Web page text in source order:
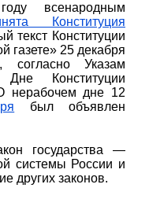
всенародным
Конституция
текст Конституции
газете» 25 декабря
Указам
Конституции
нерабочем дне 12
был объявлен
государства —
системы России и
других законов.